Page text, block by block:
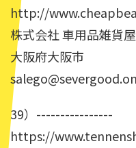
http://
株式会社 車用品雑貨
大阪府大阪市
39）----------------
https://